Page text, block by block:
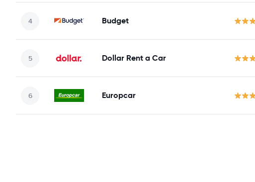
Budget
Dollar Rent a Car
Europcar